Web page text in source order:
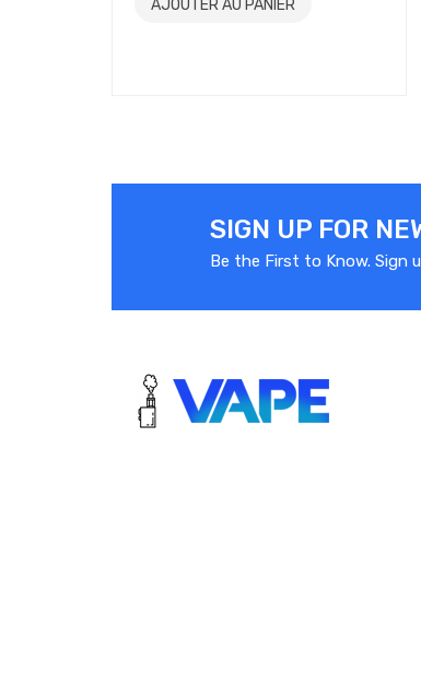
AJOUTER AU PANIER
SIGN UP FOR
Be the First to Know. Sign